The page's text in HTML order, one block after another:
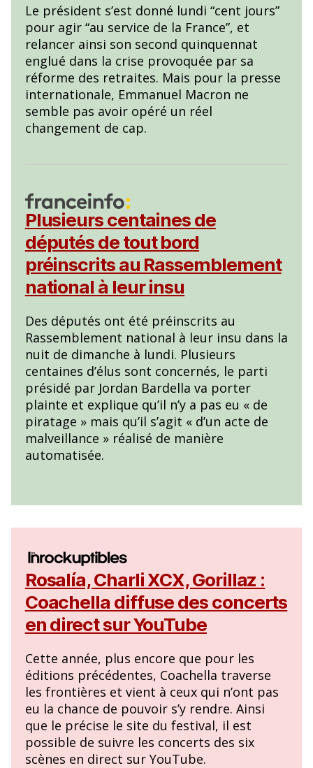
Le président s’est donné lundi “cent jours”
pour agir “au service de la France”, et
relancer ainsi son second quinquennat
englué dans la crise provoquée par sa
réforme des retraites. Mais pour la presse
internationale, Emmanuel Macron ne
semble pas avoir opéré un réel
changement de cap.
Plusieurs centaines de
députés de tout bord
préinscrits au Rassemblement
national à leur insu
Des députés ont été préinscrits au
Rassemblement national à leur insu dans la
nuit de dimanche à lundi. Plusieurs
centaines d’élus sont concernés, le parti
présidé par Jordan Bardella va porter
plainte et explique qu’il n’y a pas eu « de
piratage » mais qu’il s’agit « d’un acte de
malveillance » réalisé de manière
automatisée.
Rosalía, Charli XCX, Gorillaz :
Coachella diffuse des concerts
en direct sur YouTube
Cette année, plus encore que pour les
éditions précédentes, Coachella traverse
les frontières et vient à ceux qui n’ont pas
eu la chance de pouvoir s’y rendre. Ainsi
que le précise le site du festival, il est
possible de suivre les concerts des six
scènes en direct sur YouTube.